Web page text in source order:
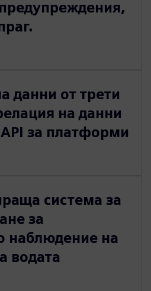
данни от трети
на данни
за платформи
система за
за
наблюдение на
водата